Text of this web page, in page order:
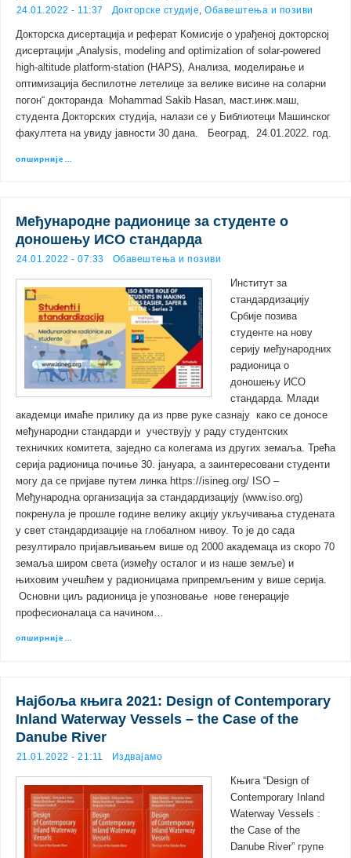
24.01.2022 - 11:37 Докторске студије,Обавештења и позиви
Докторскa дисертација и реферат Комисије о урађеној докторској
дисертацији „Analysis, modeling and optimization of solar-powered
high-altitude platform-station (HAPS), Анализа, моделирање и
оптимизација беспилотне летелице за велике висине на соларни
погон“ докторанда Mohammad Sakib Hasan, маст.инж.маш,
студента Докторских студија, налази се у Библиотеци Машинског
факултета на увиду јавности 30 дана. Београд, 24.01.2022. год.
опширније…
Међународне радионице за студенте о
доношењу ИСО стандарда
24.01.2022 - 07:33 Обавештења и позиви
Институт за
стандардизацију
Србије позива
студенте на нову
серију међународних
радионица о
доношењу ИСО
стандарда. Млади
академци имаће прилику да из прве руке сазнају како се доносе
међународни стандарди и учествују у раду студентских
техничких комитета, заједно са колегама из других земаља. Трећа
серија радионица почиње 30. јануара, а заинтересовани студенти
могу да се пријаве путем линка https://isineg.org/ ISO –
Међународна организација за стандардизацију (www.iso.org)
покренула је прошле године велику акцију укључивања студената
у свет стандардизације на глобалном нивоу. То је до сада
резултирало пријављивањем више од 2000 академаца из скоро 70
земаља широм света (између осталог и из наше земље) и
њиховим учешћем у радионицама припремљеним у више серија.
Основни циљ радионица је упозновање нове генерације
професионалаца са начином…
опширније…
Најбоља књига 2021: Design of Contemporary
Inland Waterway Vessels – the Case of the
Danube River
21.01.2022 - 21:11 Издвајамо
Књига “Design of
Contemporary Inland
Waterway Vessels :
the Case of the
Danube River” групе